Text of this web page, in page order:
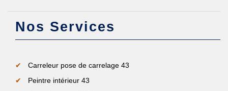
Nos Services
Carreleur pose de carrelage 43
Peintre intérieur 43